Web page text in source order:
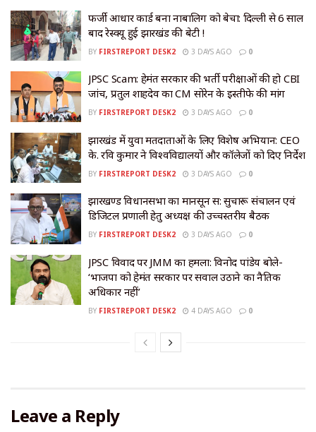
​फर्जी आधार कार्ड बना नाबालिग को बेचा: दिल्ली से 6 साल
बाद रेस्क्यू हुई झारखंड की बेटी !
BY FIRSTREPORT DESK2 3 DAYS AGO 0
JPSC Scam: हेमंत सरकार की भर्ती परीक्षाओं की हो CBI
जांच, प्रतुल शाहदेव का CM सोरेन के इस्तीफे की मांग
BY FIRSTREPORT DESK2 3 DAYS AGO 0
झारखंड में युवा मतदाताओं के लिए विशेष अभियान: CEO
के. रवि कुमार ने विश्वविद्यालयों और कॉलेजों को दिए निर्देश
BY FIRSTREPORT DESK2 3 DAYS AGO 0
झारखण्ड विधानसभा का मानसून सत्र: सुचारू संचालन एवं
डिजिटल प्रणाली हेतु अध्यक्ष की उच्चस्तरीय बैठक
BY FIRSTREPORT DESK2 3 DAYS AGO 0
JPSC विवाद पर JMM का हमला: विनोद पांडेय बोले-
‘भाजपा को हेमंत सरकार पर सवाल उठाने का नैतिक
अधिकार नहीं’
BY FIRSTREPORT DESK2 4 DAYS AGO 0
Leave a Reply